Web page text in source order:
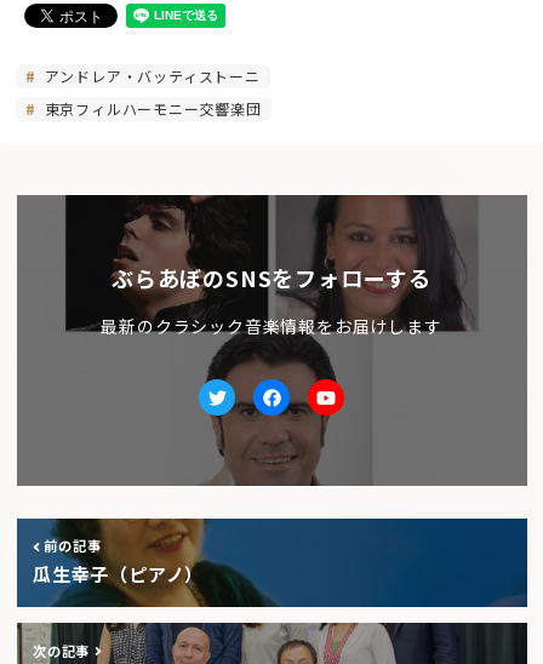
アンドレア・バッティストーニ
東京フィルハーモニー交響楽団
ぶらあぼのSNSをフォローする
最新のクラシック音楽情報をお届けします
TwitterfacebookYoutube
前の記事
瓜生幸子（ピアノ）
次の記事